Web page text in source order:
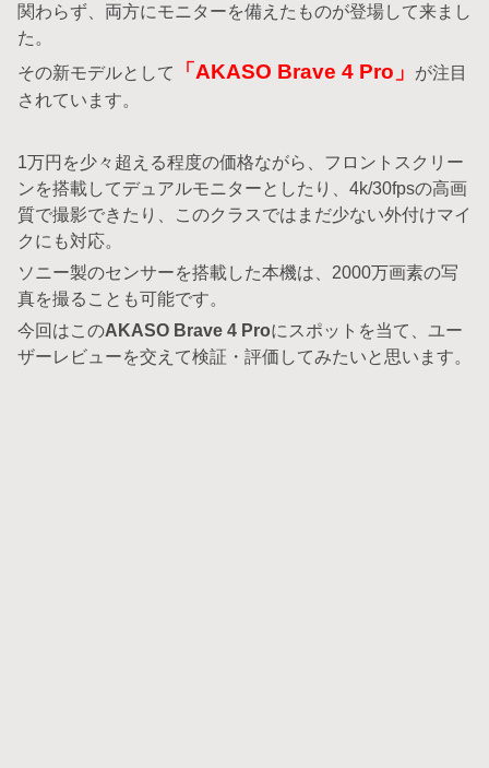
関わらず、両方にモニターを備えたものが登場して来まし
た。
その新モデルとして
「AKASO Brave 4 Pro」
が注目
されています。
1万円を少々超える程度の価格ながら、フロントスクリー
ンを搭載してデュアルモニターとしたり、4k/30fpsの高画
質で撮影できたり、このクラスではまだ少ない外付けマイ
クにも対応。
ソニー製のセンサーを搭載した本機は、2000万画素の写
真を撮ることも可能です。
今回はこのAKASO Brave 4 Proにスポットを当て、ユー
ザーレビューを交えて検証・評価してみたいと思います。